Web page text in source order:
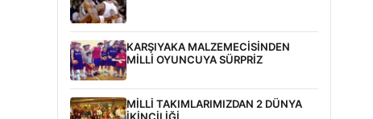
KARŞIYAKA MALZEMECİSİNDEN
MİLLİ OYUNCUYA SÜRPRİZ
MİLLİ TAKIMLARIMIZDAN 2 DÜNYA